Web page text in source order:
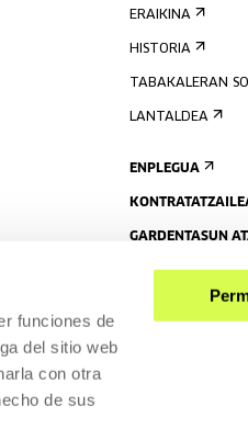
funciones de
del sitio web
con otra
de sus
ERAIKINA
HISTORIA
TABAKALERAN
LANTALDEA
ENPLEGUA
GARDENTASUN